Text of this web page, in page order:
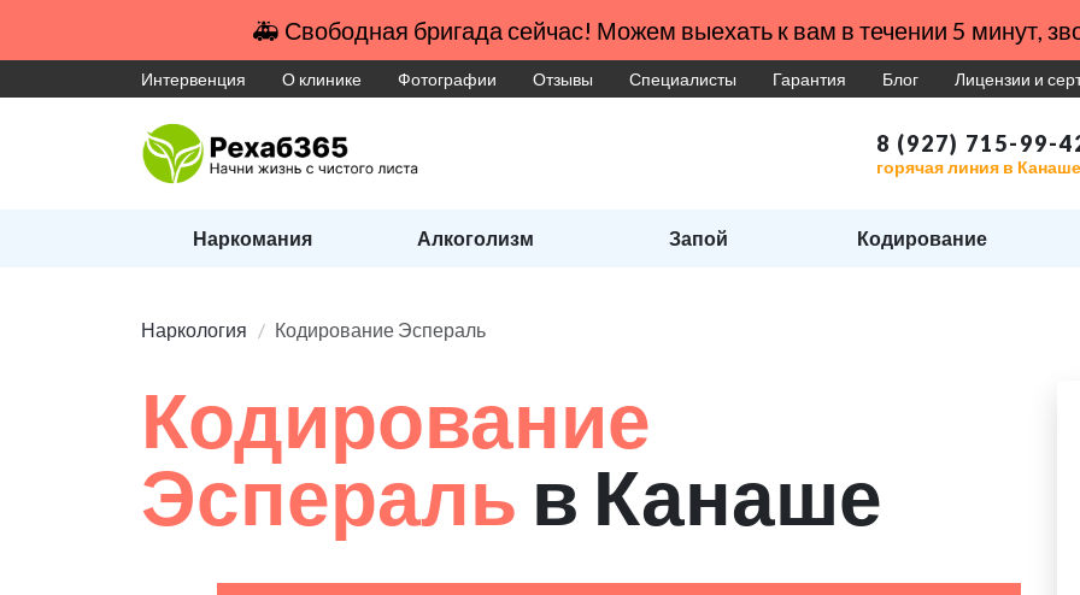
🚑 Свободная бригада сейчас! Можем выехать к вам в течении 5 минут,
Интервенция О клинике Фотографии Отзывы Специалисты Гарантия Блог Лицензии и
8 (927) 715-99-
горячая линия в Канаше
Наркомания Алкоголизм Запой Кодирование
Наркология Кодирование Эспераль
Кодирование
Эспераль в Канаше